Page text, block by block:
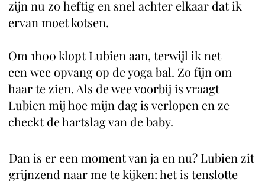
zijn nu zo heftig en snel achter elkaar dat ik
ervan moet kotsen.
Om 1h00 klopt Lubien aan, terwijl ik net
een wee opvang op de yoga bal. Zo fijn om
haar te zien. Als de wee voorbij is vraagt
Lubien mij hoe mijn dag is verlopen en ze
checkt de hartslag van de baby.
Dan is er een moment van ja en nu? Lubien zit
grijnzend naar me te kijken: het is tenslotte